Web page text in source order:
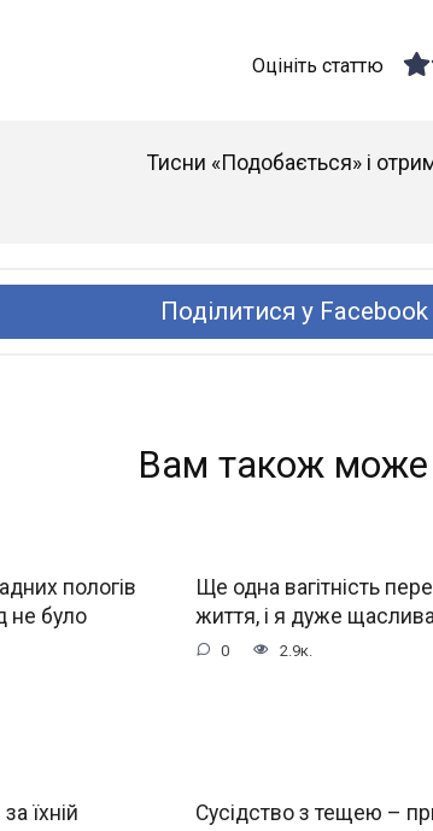
Оцініть статтю
Тисни «Подобається» і
Поділитися у Facebook
Вам також може
пологів
не було
Ще одна вагітність
життя, і я дуже щаслива
0 2.9к.
їхній
Сусідство з тещею –